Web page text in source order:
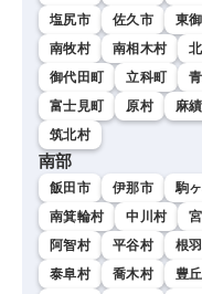
塩尻市 佐久市 東
南牧村
南相木村
御代田町
立科町
富士見町
原村 麻
筑北村
南部
飯田市 伊那市 駒
南箕輪村
中川村
阿智村
平谷村 根
泰阜村
喬木村 豊